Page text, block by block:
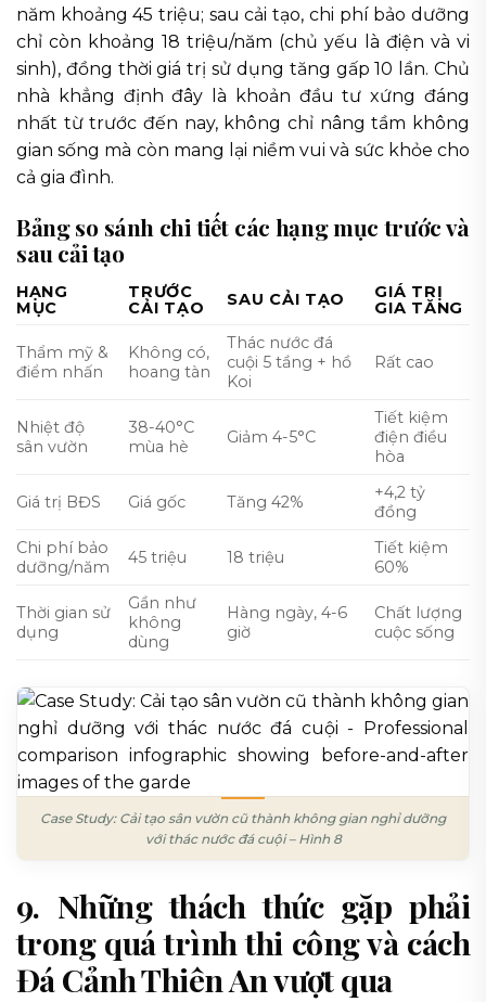
năm khoảng 45 triệu; sau cải tạo, chi phí bảo dưỡng
chỉ còn khoảng 18 triệu/năm (chủ yếu là điện và vi
sinh), đồng thời giá trị sử dụng tăng gấp 10 lần. Chủ
nhà khẳng định đây là khoản đầu tư xứng đáng
nhất từ trước đến nay, không chỉ nâng tầm không
gian sống mà còn mang lại niềm vui và sức khỏe cho
cả gia đình.
Bảng so sánh chi tiết các hạng mục trước và
sau cải tạo
HẠNG
MỤC
TRƯỚC
CẢI TẠO
SAU CẢI TẠO
GIÁ TRỊ
GIA TĂNG
Thẩm mỹ &
điểm nhấn
Không có,
hoang tàn
Thác nước đá
cuội 5 tầng + hồ
Koi
Rất cao
Nhiệt độ
sân vườn
38-40°C
mùa hè
Giảm 4-5°C
Tiết kiệm
điện điều
hòa
Giá trị BĐS Giá gốc Tăng 42%
+4,2 tỷ
đồng
Chi phí bảo
dưỡng/năm
45 triệu 18 triệu
Tiết kiệm
60%
Thời gian sử
dụng
Gần như
không
dùng
Hàng ngày, 4-6
giờ
Chất lượng
cuộc sống
Case Study: Cải tạo sân vườn cũ thành không gian nghỉ dưỡng
với thác nước đá cuội – Hình 8
9. Những thách thức gặp phải
trong quá trình thi công và cách
Đá Cảnh Thiên An vượt qua